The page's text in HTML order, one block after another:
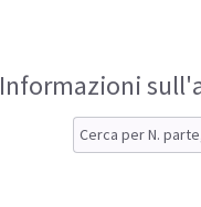
Informazioni